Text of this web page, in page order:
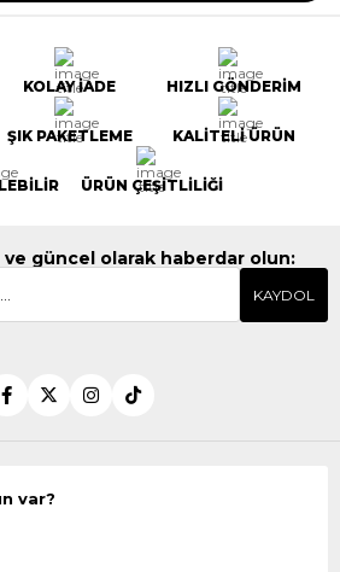
KOLAY İADE HIZLI GÖNDERİM
ŞIK PAKETLEME KALİTELİ ÜRÜN
ÜRÜN ÇEŞİTLİLİĞİ
ve güncel olarak haberdar olun:
KAYDOL
var?